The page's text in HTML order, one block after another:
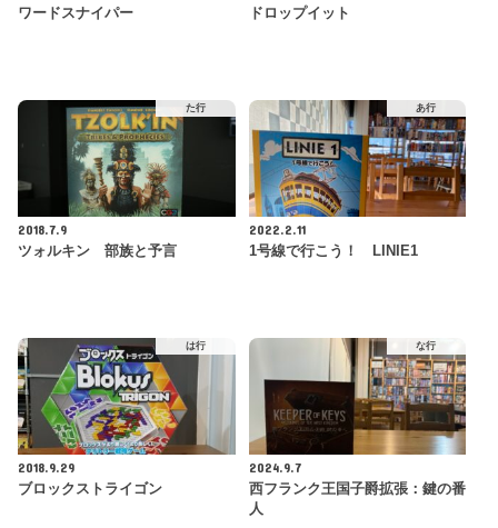
ワードスナイパー
ドロップイット
た行
2018.7.9
ツォルキン 部族と予言
あ行
2022.2.11
1号線で行こう！ LINIE1
は行
2018.9.29
ブロックストライゴン
な行
2024.9.7
西フランク王国子爵拡張：鍵の番
人